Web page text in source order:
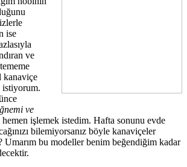
ise
ve
kanaviçe
istiyorum.
ve
hemen işlemek istedim. Hafta sonunu evde
bilemiyorsanız böyle kanaviçeler
Umarım bu modeller benim beğendiğim kadar